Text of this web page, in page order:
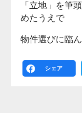
「立地」を筆
めたうえで
物件選びに臨
シェア